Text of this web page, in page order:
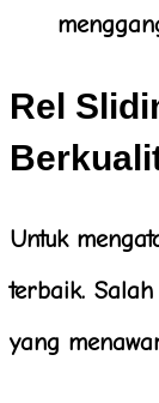
Rel
Untuk
terbaik.
yang